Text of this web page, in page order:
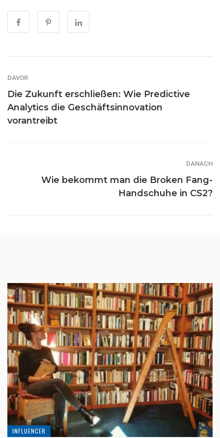
DAVOR
Die Zukunft erschließen: Wie Predictive
Analytics die Geschäftsinnovation
vorantreibt
DANACH
Wie bekommt man die Broken Fang-
Handschuhe in CS2?
INFLUENCER